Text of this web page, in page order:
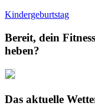
Kindergeburtstag
Bereit, dein
heben?
Das aktuelle